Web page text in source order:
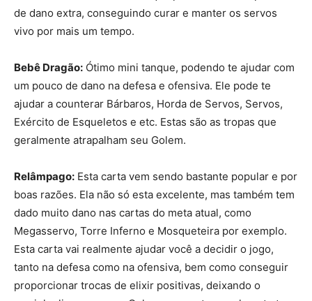
de dano extra, conseguindo curar e manter os servos
vivo por mais um tempo.
Bebê Dragão: Ótimo mini tanque, podendo te ajudar com
um pouco de dano na defesa e ofensiva. Ele pode te
ajudar a counterar Bárbaros, Horda de Servos, Servos,
Exército de Esqueletos e etc. Estas são as tropas que
geralmente atrapalham seu Golem.
Relâmpago: Esta carta vem sendo bastante popular e por
boas razões. Ela não só esta excelente, mas também tem
dado muito dano nas cartas do meta atual, como
Megasservo, Torre Inferno e Mosqueteira por exemplo.
Esta carta vai realmente ajudar você a decidir o jogo,
tanto na defesa como na ofensiva, bem como conseguir
proporcionar trocas de elixir positivas, deixando o